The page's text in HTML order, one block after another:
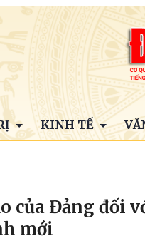
KINH TẾ
của Đảng đối
mới